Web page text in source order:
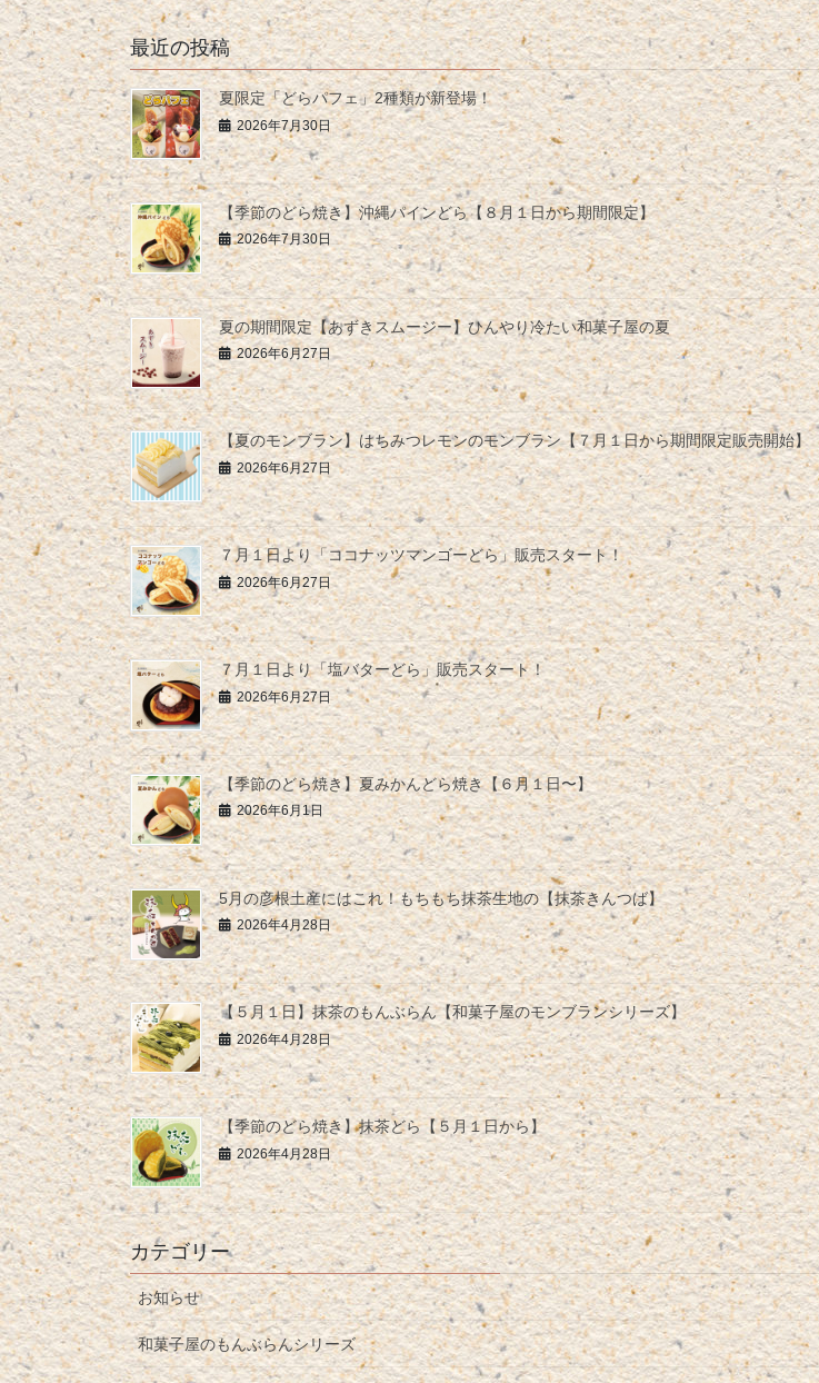
最近の投稿
夏限定「どらパフェ」2種類が新登場！
2026年7月30日
【季節のどら焼き】沖縄パインどら【８月１日から期間限定】
2026年7月30日
夏の期間限定【あずきスムージー】ひんやり冷たい和菓子屋の夏
2026年6月27日
【夏のモンブラン】はちみつレモンのモンブラン【７月１日から期間限定販売開始】
2026年6月27日
７月１日より「ココナッツマンゴーどら」販売スタート！
2026年6月27日
７月１日より「塩バターどら」販売スタート！
2026年6月27日
【季節のどら焼き】夏みかんどら焼き【６月１日〜】
2026年6月1日
5月の彦根土産にはこれ！もちもち抹茶生地の【抹茶きんつば】
2026年4月28日
【５月１日】抹茶のもんぶらん【和菓子屋のモンブランシリーズ】
2026年4月28日
【季節のどら焼き】抹茶どら【５月１日から】
2026年4月28日
カテゴリー
お知らせ
和菓子屋のもんぶらんシリーズ